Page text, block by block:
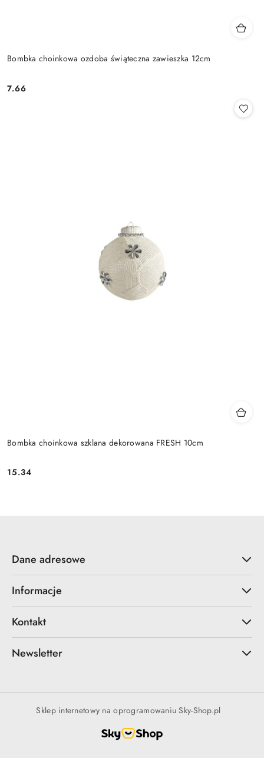
Bombka choinkowa ozdoba świąteczna zawieszka 12cm
Cena:
7.66
Bombka choinkowa szklana dekorowana FRESH 10cm
Cena:
15.34
Dane adresowe
Informacje
Kontakt
Newsletter
Sklep internetowy na oprogramowaniu Sky-Shop.pl